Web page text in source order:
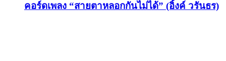
คอร์ดเพลง “สายตาหลอกกันไม่ได้” (อิ้งค์ วรันธร)